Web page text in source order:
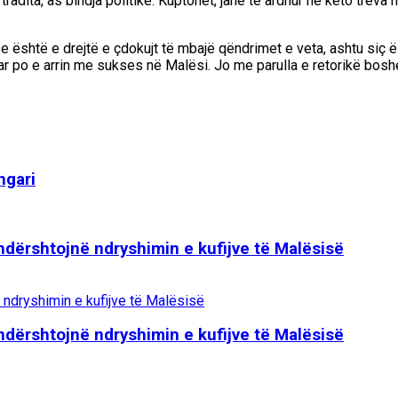
e drejtë e çdokujt të mbajë qëndrimet e veta, ashtu siç
po e arrin me sukses në Malësi. Jo me parulla e retorikë
ndryshimin e kufijve të Malësisë
ndryshimin e kufijve të Malësisë